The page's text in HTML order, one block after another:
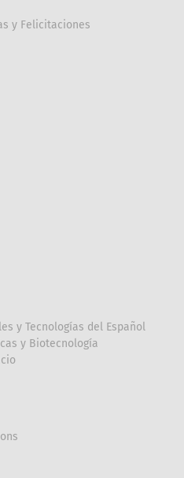
y Felicitaciones
y Tecnologías del Español
y Biotecnología